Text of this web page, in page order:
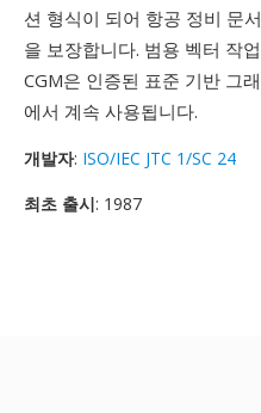
션 형식이 되어 항공 정비 문
을 보장합니다. 범용 벡터 작
CGM은 인증된 표준 기반 그
에서 계속 사용됩니다.
개발자: ISO/IEC JTC 1/SC 24
최초 출시: 1987